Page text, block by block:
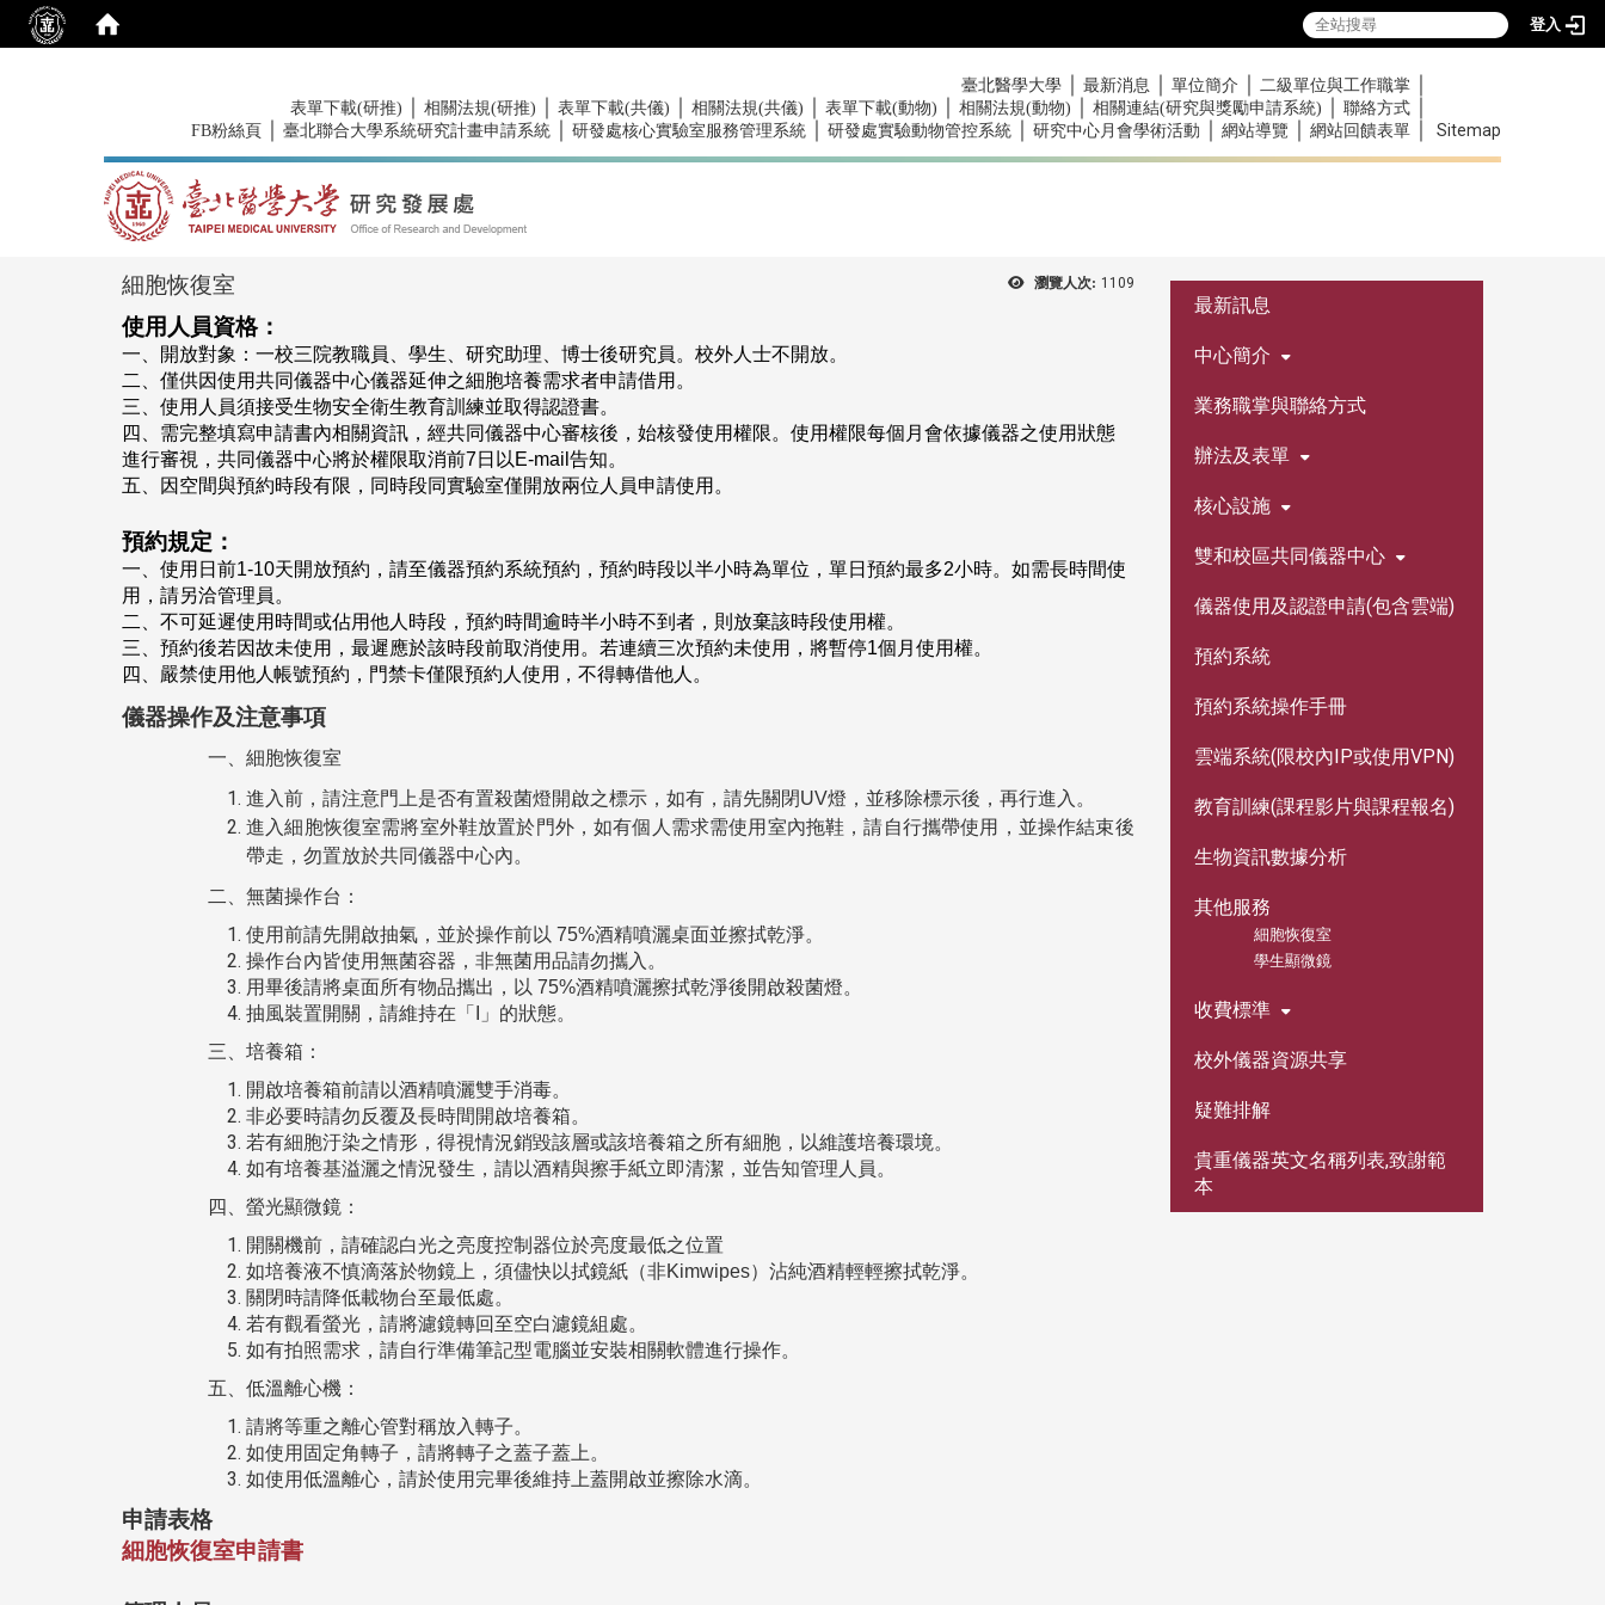
登入
臺北醫學大學 最新消息 單位簡介 二級單位與工作職掌
表單下載(研推) 相關法規(研推) 表單下載(共儀) 相關法規(共儀) 表單下載(動物) 相關法規(動物) 相關連結(研究與獎勵申請系統) 聯絡方式
FB粉絲頁 臺北聯合大學系統研究計畫申請系統 研發處核心實驗室服務管理系統 研發處實驗動物管控系統 研究中心月會學術活動 網站導覽 網站回饋表單 Sitemap
瀏覽人次: 1109
細胞恢復室
使用人員資格：
一、開放對象：一校三院教職員、學生、研究助理、博士後研究員。校外人士不開放。
二、僅供因使用共同儀器中心儀器延伸之細胞培養需求者申請借用。
三、使用人員須接受生物安全衛生教育訓練並取得認證書。
四、需完整填寫申請書內相關資訊，經共同儀器中心審核後，始核發使用權限。使用權限每個月會依據儀器之使用狀態
進行審視，共同儀器中心將於權限取消前7 日以 E-mail 告知。
五、
因空間與預約時段有限，同時段同實驗室僅開放兩位人員申請使用。
預約規定：
一、使用日前1-10天開放預約，請至儀器預約系統預約，預約時段以半小時為單位，單日預約最多2小時。如需長時間使
用，請另洽管理員。
二、不可延遲使用時間或佔用他人時段，預約時間逾時半小時不到者，則放棄該時段使用權。
三、預約後若因故未使用，最遲應於該時段前取消使用。若連續三次預約未使用，將暫停1個月使用權。
四、嚴禁使用他人帳號預約，門禁卡僅限預約人使用 ，不得轉借他人。
儀器操作及注意事項
一、細胞恢復室
進入前，請注意門上是否有置殺菌燈開啟之標示，如有，請先關閉UV燈，並移除標示後，再行進入。
進 入細胞恢復室需將室外鞋放置於門外，如有個人需求需使用室內拖鞋，請自行攜帶使用，並操作結束後
帶走，勿置放於共同儀器中心內。
二、無菌操作台：
使用前請先開啟抽氣，並於操作前以 75%酒精噴灑桌面並擦拭乾淨。
操作台內皆使用無菌容器，非無菌用品請勿攜入。
用畢後請將桌面所有物品攜出，以 75%酒精噴灑擦拭乾淨後開啟殺菌燈。
抽風裝置開關，請維持在「
」的狀態。
三、培養箱：
開啟培養箱前請以酒精噴灑雙手消毒。
非必要時請勿反覆及長時間開啟培養箱。
若有細胞汙染之情形，得視情況銷毀該層或該培養箱之所有細胞，以維護培養環境。
如有培養基溢灑之情況發生，請以酒精與擦手紙立即清潔，並告知管理人員。
四、螢光顯微鏡：
開關機前，請確認白光之亮度控制器位於亮度最低之位置
如培養液不慎滴落於物鏡上，須儘快以拭鏡紙（非Kimwipes）沾純酒精輕輕擦拭乾淨。
關閉時請降低載物台至最低處。
若有觀看螢光，請將濾鏡轉回至空白濾鏡組處。
如有拍照需求，請自行準備筆記型電腦並安裝相關軟體進行操作。
五、低溫離心機：
請將等重之離心管對稱放入轉子。
如使用固定角轉子，請將轉子之蓋子蓋上。
如使用低溫離心，請於使用完畢後維持上蓋開啟並擦除水滴。
申請表格
細胞恢復室申請書
最新訊息
中心簡介
業務職掌與聯絡方式
辦法及表單
核心設施
雙和校區共同儀器中心
儀器使用及認證申請(包含雲端)
預約系統
預約系統操作手冊
雲端系統(限校內IP或使用VPN)
教育訓練(課程影片與課程報名)
生物資訊數據分析
其他服務
細胞恢復室
學生顯微鏡
收費標準
校外儀器資源共享
疑難排解
貴重儀器英文名稱列表,致謝範
本